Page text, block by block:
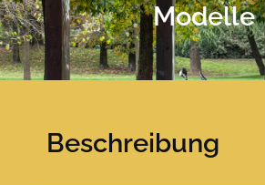
Modelle
Beschreibung